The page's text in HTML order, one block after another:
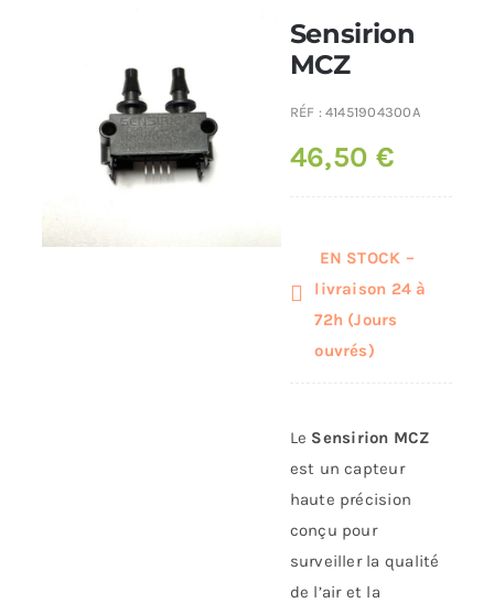
Conduit de fumées
Sensirion
MCZ
RÉF :41451904300A
46,50€
EN STOCK –
livraison 24 à
72h (Jours
ouvrés)
Le Sensirion MCZ
est un capteur
haute précision
conçu pour
surveiller la qualité
de l’air et la